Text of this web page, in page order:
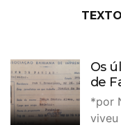
Os
de
*por